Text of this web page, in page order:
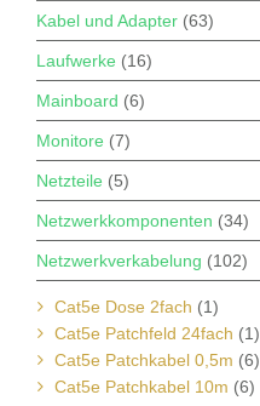
Kabel und Adapter (63)
Laufwerke (16)
Mainboard (6)
Monitore (7)
Netzteile (5)
Netzwerkkomponenten (34)
Netzwerkverkabelung (102)
Cat5e Dose 2fach (1)
Cat5e Patchfeld 24fach (1)
Cat5e Patchkabel 0,5m (6)
Cat5e Patchkabel 10m (6)